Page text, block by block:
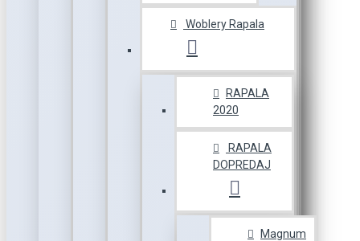
Woblery Rapala
RAPALA
2020
RAPALA
DOPREDAJ
Magnum